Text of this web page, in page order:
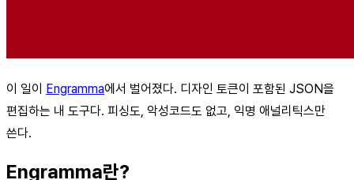
이 일이 Engramma에서 벌어졌다. 디자인 토큰이 포함된 JSON을
편집하는 내 도구다. 피싱도, 악성코드도 없고, 익명 애널리틱스만
쓴다.
Engramma란?